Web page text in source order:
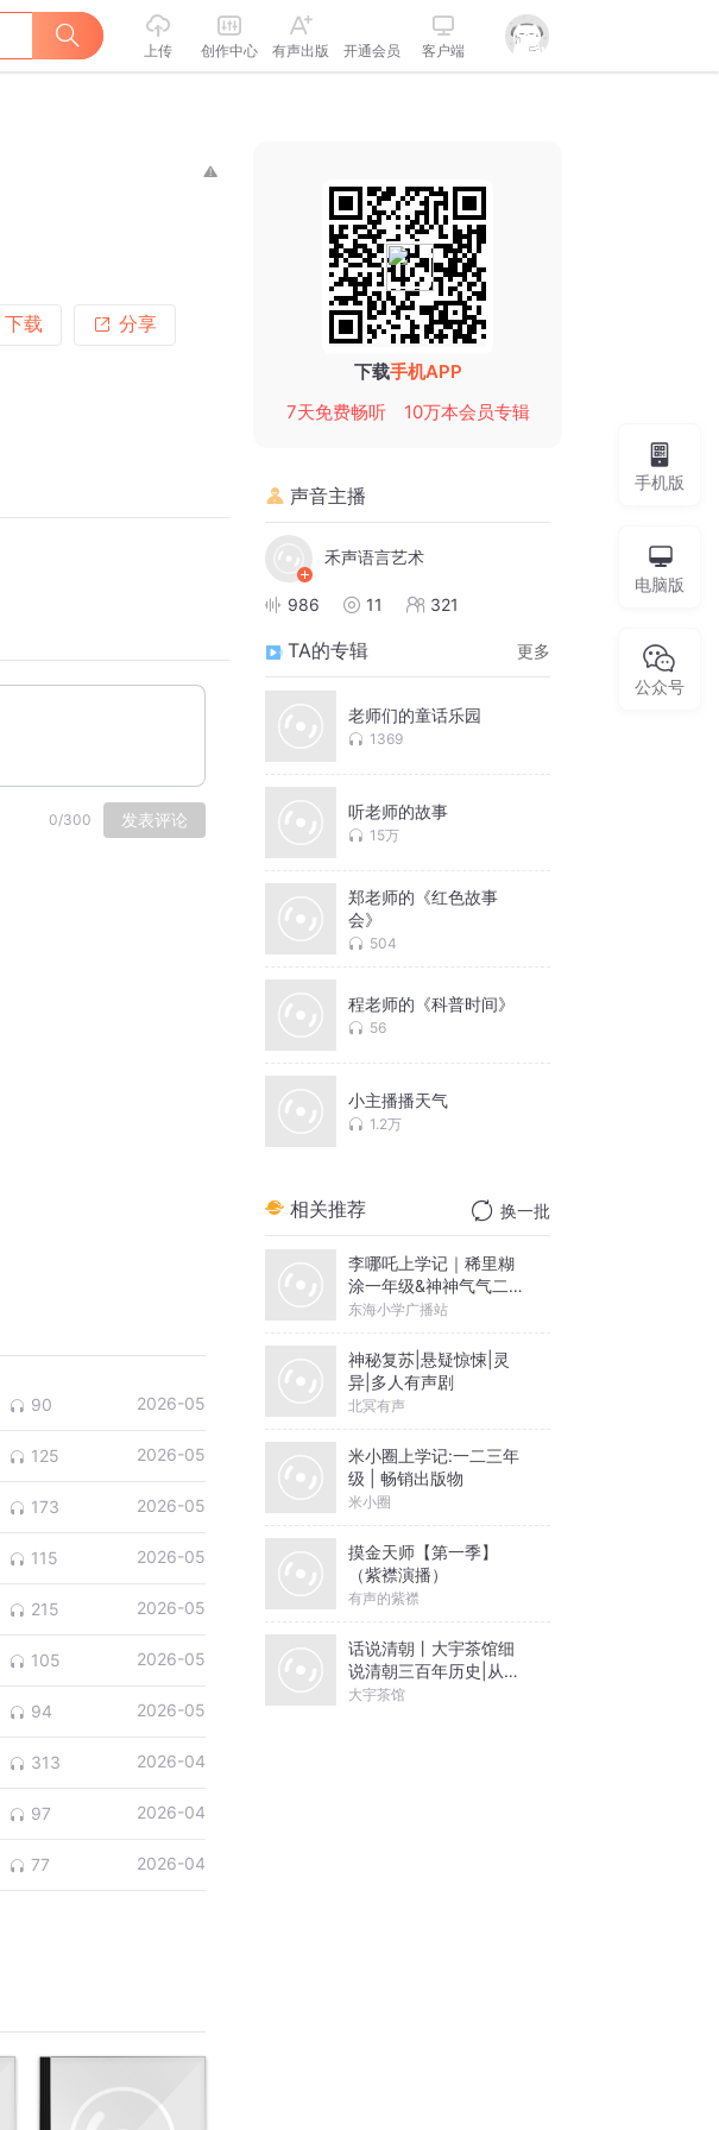
上传 创作中心 有声出版 开通会员 客户端
下载 分享
0/300 发表评论
90 2026-05
125 2026-05
173 2026-05
115 2026-05
215 2026-05
105 2026-05
94 2026-05
313 2026-04
97 2026-04
77 2026-04
下载手机APP
7天免费畅听
10万本会员专辑
声音主播
禾声语言艺术
986 11 321
TA的专辑 更多
老师们的童话乐园
1369
听老师的故事
15万
郑老师的《红色故事
会》
504
程老师的《科普时间》
56
小主播播天气
1.2万
相关推荐 换一批
李哪吒上学记｜稀里糊
涂一年级&神神气气二年
级
东海小学广播站
神秘复苏|悬疑惊悚|灵
异|多人有声剧
北冥有声
米小圈上学记:一二三年
级 | 畅销出版物
米小圈
摸金天师【第一季】
（紫襟演播）
有声的紫襟
话说清朝丨大宇茶馆细
说清朝三百年历史|从努
尔哈赤到末代皇帝溥仪|
大宇茶馆
手机版
电脑版
公众号